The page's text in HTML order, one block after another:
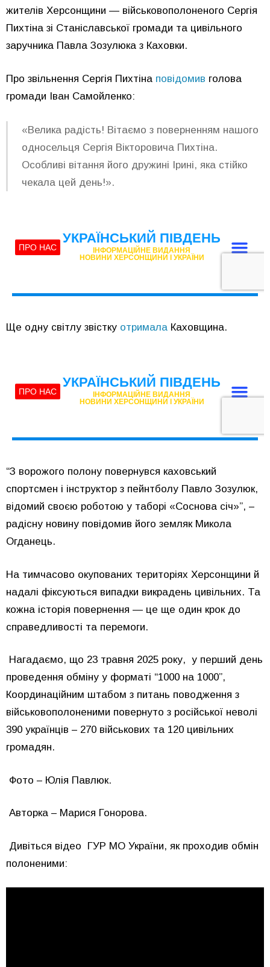
жителів Херсонщини — військовополоненого Сергія
Пихтіна зі Станіславської громади та цивільного
заручника Павла Зозулюка з Каховки.
Про звільнення Сергія Пихтіна повідомив голова
громади Іван Самойленко:
«Велика радість! Вітаємо з поверненням нашого
односельця Сергія Вікторовича Пихтіна.
Особливі вітання його дружині Ірині, яка стійко
чекала цей день!».
Ще одну світлу звістку отримала Каховщина.
“З ворожого полону повернувся каховський
спортсмен і інструктор з пейнтболу Павло Зозулюк,
відомий своєю роботою у таборі «Соснова січ»”, –
радісну новину повідомив його земляк Микола
Огданець.
На тимчасово окупованих територіях Херсонщини й
надалі фіксуються випадки викрадень цивільних. Та
кожна історія повернення — це ще один крок до
справедливості та перемоги.
Нагадаємо, що 23 травня 2025 року, у перший день
проведення обміну у форматі “1000 на 1000”,
Координаційним штабом з питань поводження з
військовополоненими повернуто з російської неволі
390 українців – 270 військових та 120 цивільних
громадян.
Фото – Юлія Павлюк.
Авторка – Марися Гонорова.
Дивіться відео ГУР МО України, як проходив обмін
полоненими: